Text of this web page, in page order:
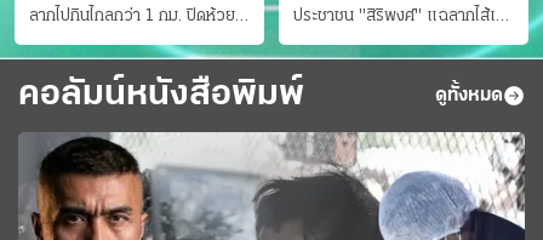
ลากไปกินไกลกว่า 1 กม. ปิดห้วย
ขาแข้งชั่วคราว
ประชาชน "สิริพงศ์" แฉลากไส้เอง
"หนู" กอด "หนิม" สยบลือ
คอลัมน์หนังสือพิมพ์ ดูทั้งหมด